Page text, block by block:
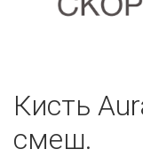
Кисть
смеш.